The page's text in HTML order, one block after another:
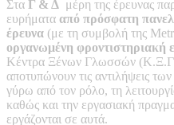
Στα Γ & Δ μέρη της έρευνας
ευρήματα από πρόσφατη
έρευνα (με τη συμβολή της
οργανωμένη φροντιστηριακή
Κέντρα Ξένων Γλωσσών (Κ.Ξ.Γ).
αποτυπώνουν τις αντιλήψεις
γύρω από τον ρόλο, τη
καθώς και την εργασιακή
εργάζονται σε αυτά.